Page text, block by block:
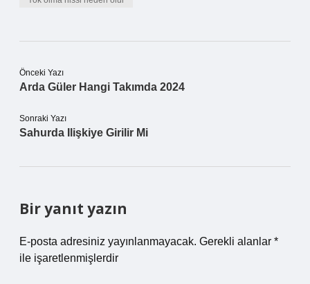
Önceki Yazı
Arda Güler Hangi Takımda 2024
Sonraki Yazı
Sahurda Ilişkiye Girilir Mi
Bir yanıt yazın
E-posta adresiniz yayınlanmayacak. Gerekli alanlar *
ile işaretlenmişlerdir